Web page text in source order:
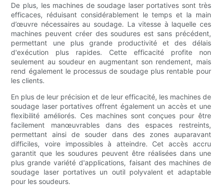
De plus, les machines de soudage laser portatives sont très
efficaces, réduisant considérablement le temps et la main
d’œuvre nécessaires au soudage. La vitesse à laquelle ces
machines peuvent créer des soudures est sans précédent,
permettant une plus grande productivité et des délais
d'exécution plus rapides. Cette efficacité profite non
seulement au soudeur en augmentant son rendement, mais
rend également le processus de soudage plus rentable pour
les clients.
En plus de leur précision et de leur efficacité, les machines de
soudage laser portatives offrent également un accès et une
flexibilité améliorés. Ces machines sont conçues pour être
facilement manœuvrables dans des espaces restreints,
permettant ainsi de souder dans des zones auparavant
difficiles, voire impossibles à atteindre. Cet accès accru
garantit que les soudures peuvent être réalisées dans une
plus grande variété d'applications, faisant des machines de
soudage laser portatives un outil polyvalent et adaptable
pour les soudeurs.